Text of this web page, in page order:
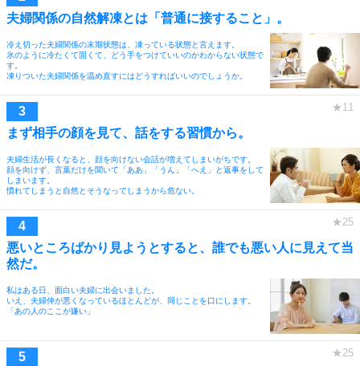
夫婦関係の自然解凍とは「普通に接すること」。
冷え切った夫婦関係の末期状態は、凍っている状態と言えます。
氷のように冷たくて固くて、どう手をつけていいのかわからない状態で
す。
凍りついた夫婦関係を温め直すにはどうすればいいのでしょうか。
まず相手の顔を見て、話をする習慣から。
夫婦生活が長くなると、顔を向けない会話が増えてしまいがちです。
顔を向けず、言葉だけを聞いて「ああ」「うん」「へえ」と返事をして
しまいます。
慣れてしまうと自然とそうなってしまうから危ない。
悪いところばかり見ようとすると、誰でも悪い人に見えて当
然だ。
私はある日、面白い夫婦に出会いました。
いえ、夫婦仲が悪くなっているほとんどが、同じことを口にします。
「あの人のここが嫌い」